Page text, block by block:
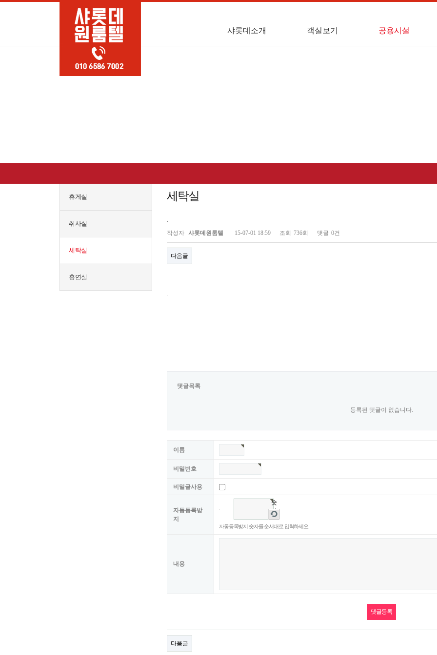
샤롯데소개 객실보기 공용시설
휴게실
취사실
세탁실
흡연실
세탁실
.
작성자 샤롯데원룸텔 15-07-01 18:59 조회 736회 댓글 0건
다음글
.
댓글목록
등록된 댓글이 없습니다.
이름
비밀번호
비밀글사용
자동등록방
지
숫
자
음
성
새
로
고
침
자동등록방지 숫자를 순서대로 입력하세요.
내용
다음글